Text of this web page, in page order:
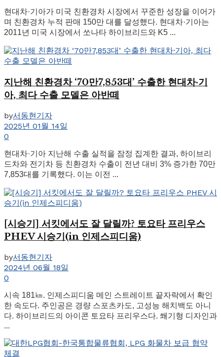
현대차·기아가 미국 친환경차 시장에서 꾸준한 성장을 이어가
며 친환경차 누적 판매 150만 대를 달성했다. 현대차·기아는
2011년 미국 시장에서 쏘나타 하이브리드와 K5 ...
지난해 친환경차 ‘70만7,853대’ 수출한 현대차·기
아, 최다 수출 모델은 아반떼
by서동현기자
2025년 01월 14일
0
현대차·기아 지난해 수출 실적을 잠정 집계한 결과, 하이브리
드차와 전기차 등 친환경차 수출이 전년 대비 3% 증가한 70만
7,853대를 기록했다. 이는 이전 ...
[시승기] 서킷에서도 잘 달릴까? 토요타 프리우스
PHEV 시승기(in 인제스피디움)
by서동현기자
2024년 06월 18일
0
시속 181㎞. 인제스피디움 메인 스트레이트 끝자락에서 확인
한 속도다. 주인공은 경량 스포츠카도, 고성능 해치백도 아니
다. 하이브리드의 아이콘 토요타 프리우스다. 쐐기형 디자인과
...